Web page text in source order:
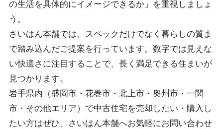
の生活を具体的にイメージできるか」を重視しましょ
う。
さいはん本舗では、スペックだけでなく暮らしの質ま
で踏み込んだご提案を行っています。数字では見えな
い快適さに注目することで、長く満足できる住まいが
見つかります。
岩手県内（盛岡市・花巻市・北上市・奥州市・一関
市・その他エリア）で中古住宅を売却したい・購入し
たい方はぜひ、さいはん本舗へお気軽にお問い合わせ